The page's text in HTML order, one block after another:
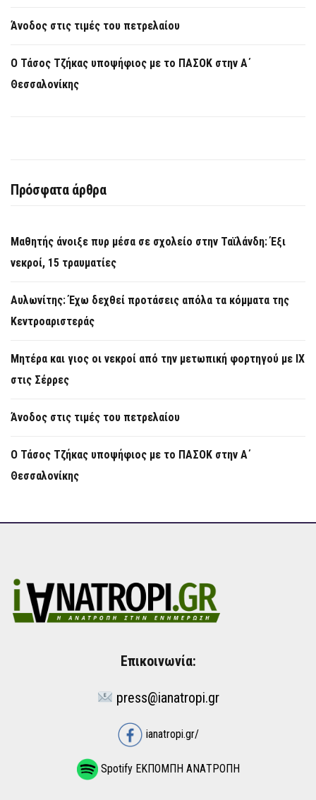
Άνοδος στις τιμές του πετρελαίου
Ο Τάσος Τζήκας υποψήφιος με το ΠΑΣΟΚ στην Α΄
Θεσσαλονίκης
Πρόσφατα άρθρα
Μαθητής άνοιξε πυρ μέσα σε σχολείο στην Ταϊλάνδη: Έξι
νεκροί, 15 τραυματίες
Αυλωνίτης: Έχω δεχθεί προτάσεις απόλα τα κόμματα της
Κεντροαριστεράς
Μητέρα και γιος οι νεκροί από την μετωπική φορτηγού με ΙΧ
στις Σέρρες
Άνοδος στις τιμές του πετρελαίου
Ο Τάσος Τζήκας υποψήφιος με το ΠΑΣΟΚ στην Α΄
Θεσσαλονίκης
Επικοινωνία:
press@ianatropi.gr
ianatropi.gr/
Spotify ΕΚΠΟΜΠΗ ΑΝΑΤΡΟΠΗ